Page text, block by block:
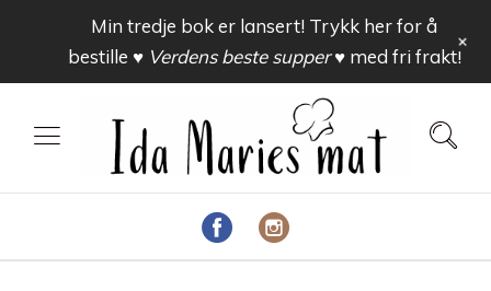
Min tredje bok er lansert! Trykk her for å
bestille ♥ Verdens beste supper ♥med fri frakt!
+